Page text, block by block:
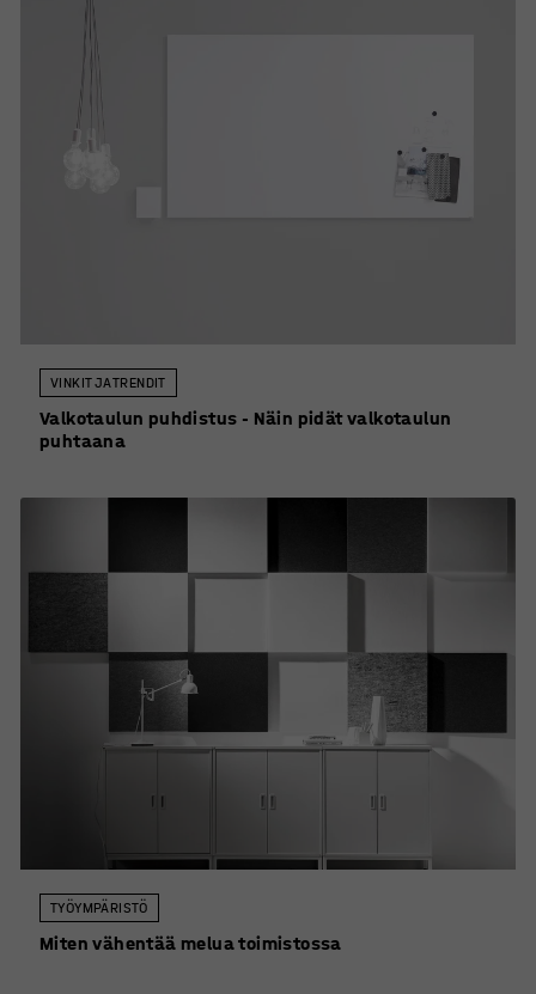
VINKIT JA TRENDIT
Valkotaulun puhdistus - Näin pidät valkotaulun
puhtaana
TYÖYMPÄRISTÖ
Miten vähentää melua toimistossa